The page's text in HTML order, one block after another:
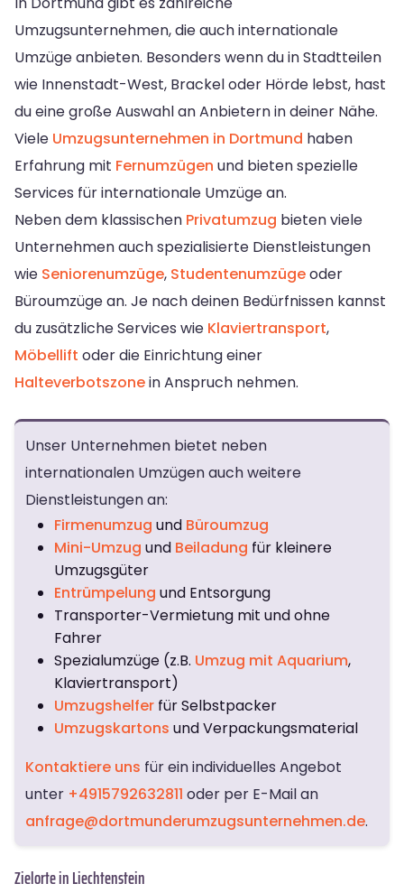
Umzugsunternehmen, die auch internationale
Umzüge anbieten. Besonders wenn du in Stadtteilen
wie Innenstadt-West, Brackel oder Hörde lebst, hast
du eine große Auswahl an Anbietern in deiner Nähe.
Viele Umzugsunternehmen in Dortmund haben
Erfahrung mit Fernumzügen und bieten spezielle
Services für internationale Umzüge an.
Neben dem klassischen Privatumzug bieten viele
Unternehmen auch spezialisierte Dienstleistungen
wie Seniorenumzüge, Studentenumzügeoder
Büroumzüge an. Je nach deinen Bedürfnissen kannst
du zusätzliche Services wie Klaviertransport,
Möbellift oder die Einrichtung einer
Halteverbotszonein Anspruch nehmen.
Unser Unternehmen bietet neben
internationalen Umzügen auch weitere
Dienstleistungen an:
Firmenumzug und Büroumzug
Mini-Umzug und Beiladung für kleinere
Umzugsgüter
Entrümpelung und Entsorgung
Transporter-Vermietung mit und ohne
Fahrer
Spezialumzüge (z.B. Umzug mit Aquarium,
Klaviertransport)
Umzugshelfer für Selbstpacker
Umzugskartons und Verpackungsmaterial
Kontaktiere uns für ein individuelles Angebot
unter +4915792632811 oder per E-Mail an
anfrage@dortmunderumzugsunternehmen.de.
Zielorte in Liechtenstein